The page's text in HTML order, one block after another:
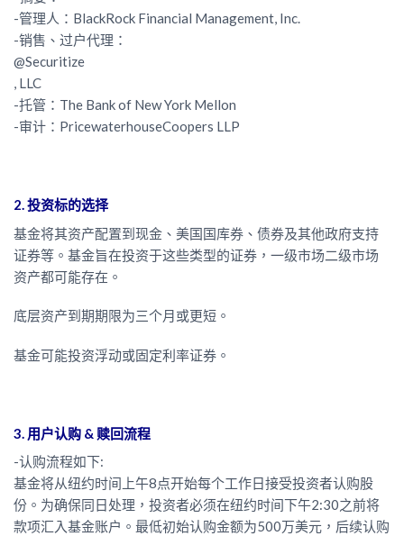
-管理人：BlackRock Financial Management, Inc.
-销售、过户代理：
@Securitize
, LLC
-托管：The Bank of New York Mellon
-审计：PricewaterhouseCoopers LLP
2. 投资标的选择
基金将其资产配置到现金、美国国库券、债券及其他政府支持
证券等。基金旨在投资于这些类型的证券，一级市场二级市场
资产都可能存在。
底层资产到期期限为三个月或更短。
基金可能投资浮动或固定利率证券。
3. 用户认购 & 赎回流程
-认购流程如下:
基金将从纽约时间上午8点开始每个工作日接受投资者认购股
份。为确保同日处理，投资者必须在纽约时间下午2:30之前将
款项汇入基金账户。最低初始认购金额为500万美元，后续认购